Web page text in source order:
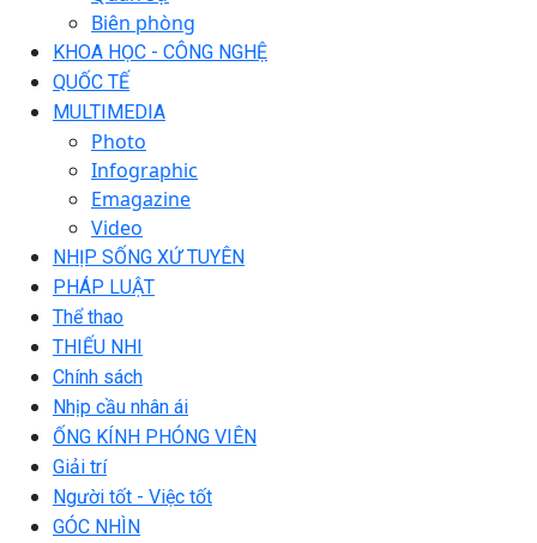
Biên phòng
KHOA HỌC - CÔNG NGHỆ
QUỐC TẾ
MULTIMEDIA
Photo
Infographic
Emagazine
Video
NHỊP SỐNG XỨ TUYÊN
PHÁP LUẬT
Thể thao
THIẾU NHI
Chính sách
Nhịp cầu nhân ái
ỐNG KÍNH PHÓNG VIÊN
Giải trí
Người tốt - Việc tốt
GÓC NHÌN